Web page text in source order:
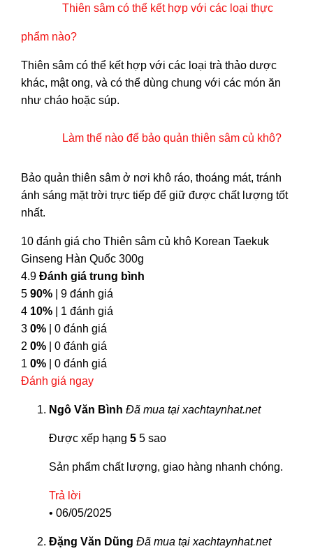
Thiên sâm có thể kết hợp với các loại thực
phẩm nào?
Thiên sâm có thể kết hợp với các loại trà thảo dược
khác, mật ong, và có thể dùng chung với các món ăn
như cháo hoặc súp.
Làm thế nào để bảo quản thiên sâm củ khô?
Bảo quản thiên sâm ở nơi khô ráo, thoáng mát, tránh
ánh sáng mặt trời trực tiếp để giữ được chất lượng tốt
nhất.
10 đánh giá cho Thiên sâm củ khô Korean Taekuk
Ginseng Hàn Quốc 300g
4.9 Đánh giá trung bình
5 90% | 9 đánh giá
4 10% | 1 đánh giá
3 0% | 0 đánh giá
2 0% | 0 đánh giá
1 0% | 0 đánh giá
Đánh giá ngay
Ngô Văn Bình Đã mua tại xachtaynhat.net
Được xếp hạng 5 5 sao
Sản phẩm chất lượng, giao hàng nhanh chóng.
Trả lời
• 06/05/2025
Đặng Văn Dũng Đã mua tại xachtaynhat.net